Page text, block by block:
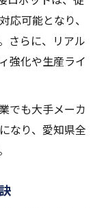
応可能となり、
さらに、リアル
強化や生産ライ
でも大手メーカ
なり、愛知県全